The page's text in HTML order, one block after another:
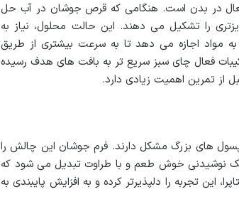
در بدن است. هنگامی که قرص جوشان در آب حل
را تشکیل می دهند. این حالت محلول، نیاز به
مواد اجازه می دهد تا به سرعت بیشتری از طریق
فعال چای سبز سریع تر به بافت های هدف رسیده
از تمرین اهمیت زیادی دارد.
کپسول های بزرگ مشکل دارند. فرم جوشان این چالش را
نوشیدنی خوش طعم و با طراوت تبدیل می شود که
تجربه را دلپذیرتر کرده و به افزایش پایبندی به